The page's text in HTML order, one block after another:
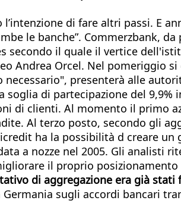
di fare altri passi. E
le banche”. Commerzbank,
secondo il quale il vertice
Andrea Orcel. Nel pomeriggio
presenterà alle
di partecipazione del
di clienti. Al momento il primo
Al terzo posto, secondo gli
ha la possibilità d creare
a nozze nel 2005. Gli analisti
il proprio
di aggregazione era già stati
sugli accordi bancari